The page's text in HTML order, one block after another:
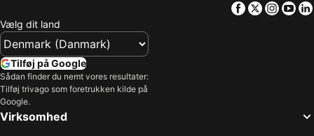
Facebook
Twitter
Vælg dit land
Tilføj på Google
Sådan finder du nemt vores resultater:
Tilføj trivago som foretrukken kilde på
Google.
Virksomhed